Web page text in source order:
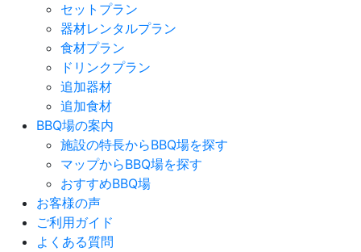
セットプラン
器材レンタルプラン
食材プラン
ドリンクプラン
追加器材
追加食材
BBQ場の案内
施設の特長からBBQ場を探す
マップからBBQ場を探す
おすすめBBQ場
お客様の声
ご利用ガイド
よくある質問